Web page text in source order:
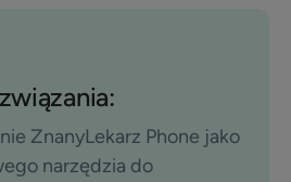
ZnanyLekarz Phone jako
narzędzia do